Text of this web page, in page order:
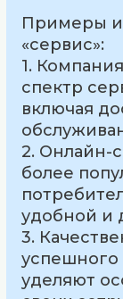
Примеры
«сервис»:
1.
спектр
включая
2. Онлайн-
более
удобной и
3.
успешного
уделяют